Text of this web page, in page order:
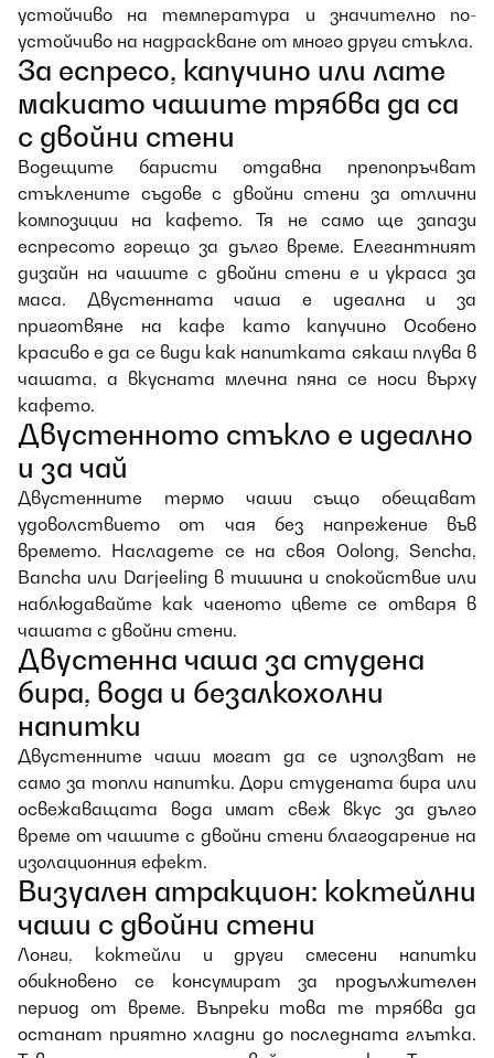
устойчиво на температура и значително по-
устойчиво на надраскване от много други стъкла.
За еспресо, капучино или лате
макиато чашите трябва да са
с двойни стени
Водещите баристи отдавна препопръчват
стъклените съдове с двойни стени за отлични
композиции на кафето. Тя не само ще запази
еспресото горещо за дълго време. Елегантният
дизайн на чашите с двойни стени е и украса за
маса. Двустенната чаша е идеална и за
приготвяне на кафе като капучино Особено
красиво е да се види как напитката сякаш плува в
чашата, а вкусната млечна пяна се носи върху
кафето.
Двустенното стъкло е идеално
и за чай
Двустенните термо чаши също обещават
удоволствието от чая без напрежение във
времето. Насладете се на своя Oolong, Sencha,
Bancha или Darjeeling в тишина и спокойствие или
наблюдавайте как чаеното цвете се отваря в
чашата с двойни стени.
Двустенна чаша за студена
бира, вода и безалкохолни
напитки
Двустенните чаши могат да се използват не
само за топли напитки. Дори студената бира или
освежаващата вода имат свеж вкус за дълго
време от чашите с двойни стени благодарение на
изолационния ефект.
Визуален атракцион: коктейлни
чаши с двойни стени
Лонги, коктейли и други смесени напитки
обикновено се консумират за продължителен
период от време. Въпреки това те трябва да
останат приятно хладни до последната глътка.